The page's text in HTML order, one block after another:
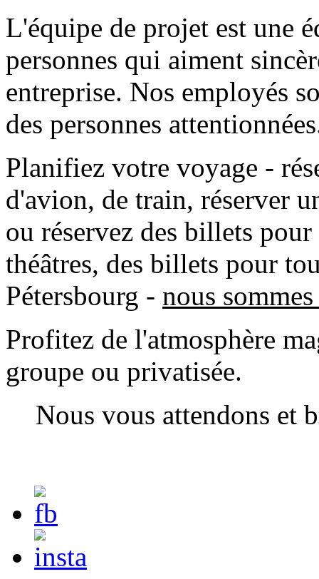
L'équipe de projet est une
personnes qui aiment
entreprise. Nos employés
des personnes
Planifiez votre voyage -
d'avion, de train, réserver
ou réservez des billets pour
théâtres, des billets pour
Pétersbourg - nous
Profitez de l'atmosphère
groupe ou privatisée.
Nous vous attendons et